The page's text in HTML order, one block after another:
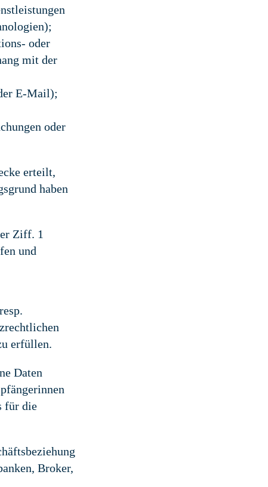
oder
mit der
E-Mail);
oder
erteilt,
haben
Ziff. 1
und
erfüllen.
Daten
für die
Broker,